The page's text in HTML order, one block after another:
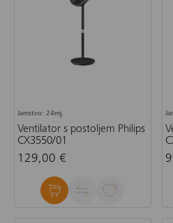
Jamstvo: 24mj.
Ventilator s postoljem Philips
CX3550/01
129,00 €